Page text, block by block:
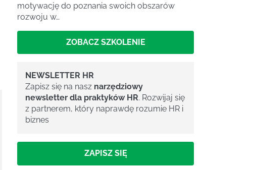
motywację do poznania swoich obszarów
rozwoju w…
ZOBACZ SZKOLENIE
NEWSLETTER HR
Zapisz się na nasz narzędziowy
newsletter dla praktyków HR. Rozwijaj się
z partnerem, który naprawdę rozumie HR i
biznes
ZAPISZ SIĘ